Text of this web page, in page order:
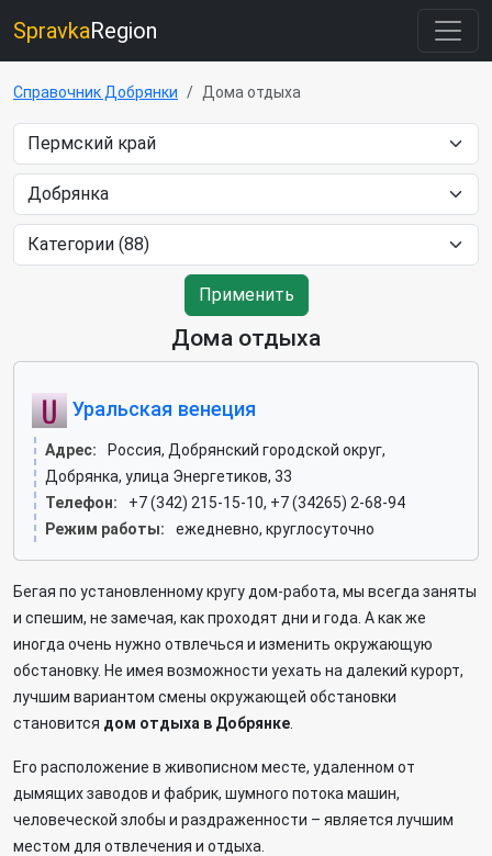
SpravkaRegion
Справочник Добрянки Дома отдыха
Применить
Дома отдыха
Уральская венеция
Адрес:
Россия, Добрянский городской округ,
Добрянка, улица Энергетиков, 33
Телефон:
+7 (342) 215-15-10, +7 (34265) 2-68-94
Режим работы:
ежедневно, круглосуточно
Бегая по установленному кругу дом-работа, мы всегда заняты
и спешим, не замечая, как проходят дни и года. А как же
иногда очень нужно отвлечься и изменить окружающую
обстановку. Не имея возможности уехать на далекий курорт,
лучшим вариантом смены окружающей обстановки
становится дом отдыха в Добрянке
Его расположение в живописном месте, удаленном от
дымящих заводов и фабрик, шумного потока машин,
человеческой злобы и раздраженности – является лучшим
местом для отвлечения и отдыха.